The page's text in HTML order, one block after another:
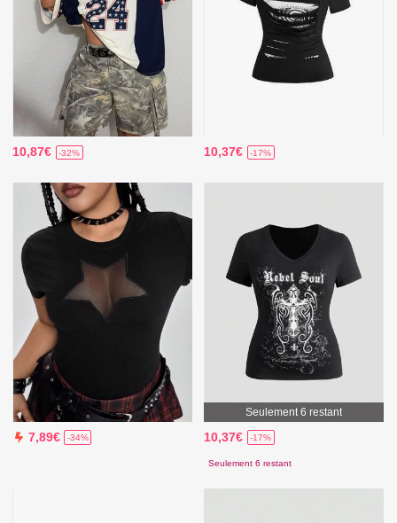
10,87€ -32% 10,37€ -17%
7,89€ -34%
Seulement 6 restant
10,37€ -17%
Seulement 6 restant